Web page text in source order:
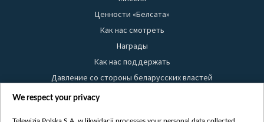
Ценности «Белсата»
Как нас смотреть
Награды
Как нас поддержать
Давление со стороны беларусских властей
Правила использования материалов
We respect your privacy